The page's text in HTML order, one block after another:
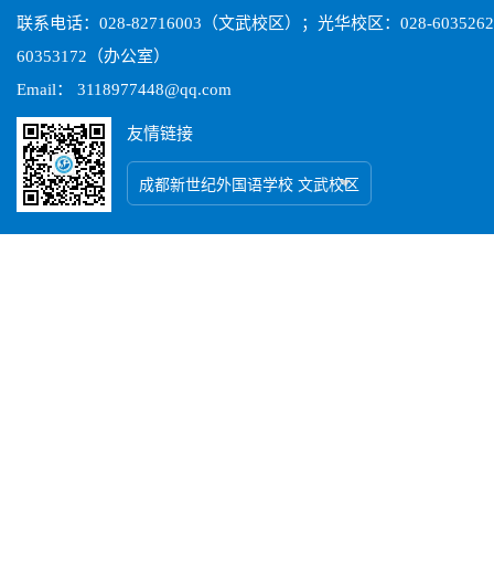
联系电话：028-82716003（文武校区）；光华校区：028-
60353172（办公室）
Email： 3118977448@qq.com
友情链接